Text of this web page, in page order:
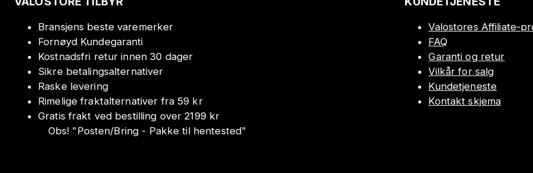
Bransjens beste varemerker
Fornøyd Kundegaranti
Kostnadsfri retur innen 30 dager
Sikre betalingsalternativer
Raske levering
Rimelige fraktalternativer fra 59 kr
Gratis frakt ved bestilling over 2199 kr
Obs! "Posten/Bring - Pakke til hentested"
Valostores Affiliate-
FAQ
Garanti og retur
Vilkår for salg
Kundetjeneste
Kontakt skjema